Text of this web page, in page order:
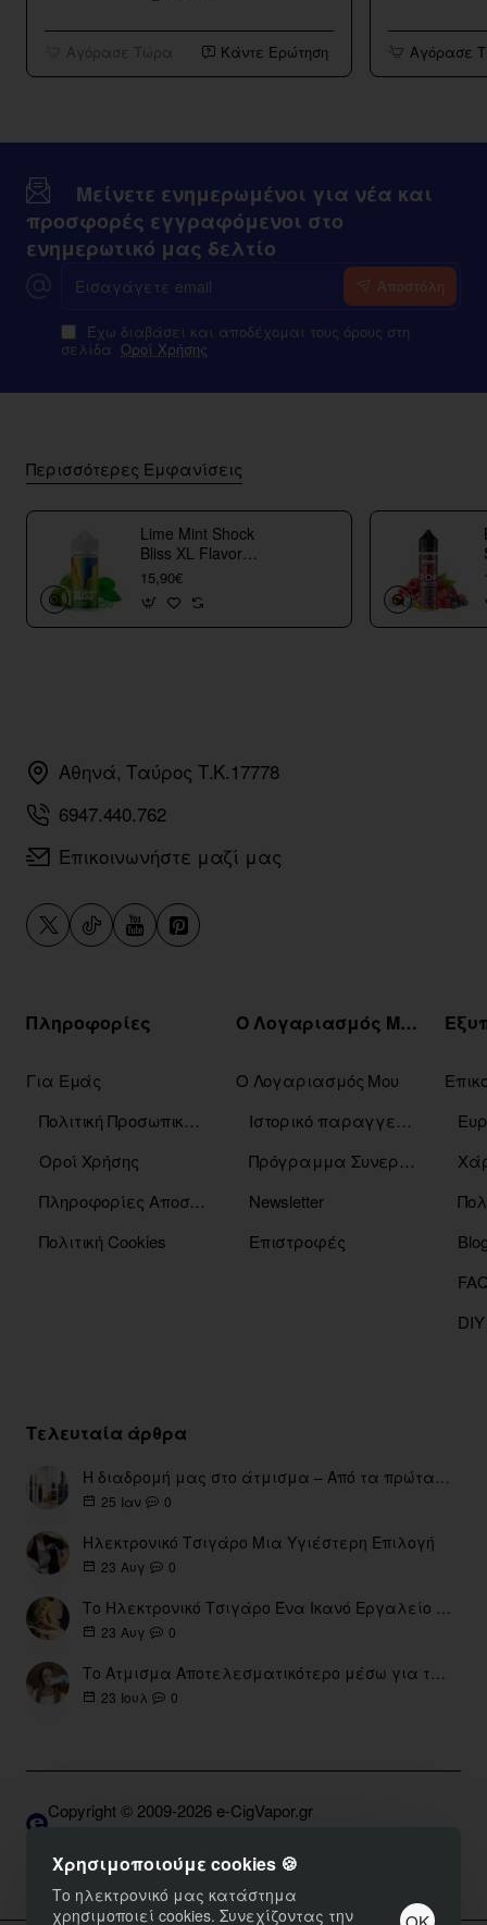
Χρησιμοποιούμε cookies 🍪
Το ηλεκτρονικό μας κατάστημα
χρησιμοποιεί cookies. Συνεχίζοντας την
Αγόρασε Τώρα Κάντε Ερώτηση
10ml/120ml
Αγόρασε
Μείνετε ενημερωμένοι για νέα και
προσφορές εγγραφόμενοι στο
ενημερωτικό μας δελτίο
email
Αποστόλη
Έχω διαβάσει και αποδέχομαι τους όρους στη
σελίδα Οροί Χρήσης
Περισσότερες Εμφανίσεις
Lime Mint Shock
Bliss XL Flavor
Shots
15,90€
Αθηνά, Ταύρος Τ.Κ.17778
6947.440.762
Επικοινωνήστε μαζί μας
Πληροφορίες
Για Εμάς
Πολιτική Προσωπικών Δεδομένων
Οροί Χρήσης
Πληροφορίες Αποστόλης
Πολιτική Cookies
Ο Λογαριασμός Μου
Ο Λογαριασμός Μου
Ιστορικό παραγγελιών
Πρόγραμμα Συνεργατών
Newsletter
Επιστροφές
Τελευταία άρθρα
Η διαδρομή μας στο άτμισμα – Από τα πρώτα eGo έως τη σύγχρονη εποχή
25 Ιαν 0
Ηλεκτρονικό Τσιγάρο Μια Υγιέστερη Επιλογή
23 Αυγ 0
Το Ηλεκτρονικό Τσιγάρο Ένα Ικανό Εργαλείο για τη Διακοπή του Καπνίσματος
23 Αυγ 0
Το Ατμισμα Αποτελεσματικότερο μέσω για την διακοπή Καπνίσματος
23 Ιουλ 0
Copyright © 2009-2026 e-CigVapor.gr